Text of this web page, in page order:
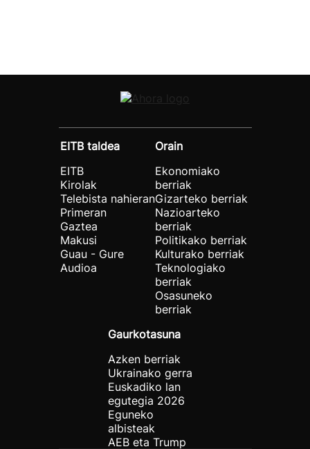
EITB taldea
EITB
Kirolak
Telebista nahieran
Primeran
Gaztea
Makusi
Guau - Gure
Audioa
Orain
Ekonomiako
berriak
Gizarteko berriak
Nazioarteko
berriak
Politikako berriak
Kulturako berriak
Teknologiako
berriak
Osasuneko
berriak
Gaurkotasuna
Azken berriak
Ukrainako gerra
Euskadiko lan
egutegia 2026
Eguneko
albisteak
AEB eta Trump